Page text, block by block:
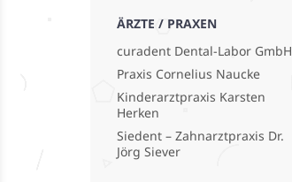
ÄRZTE / PRAXEN
curadent Dental-Labor GmbH
Praxis Cornelius Naucke
Kinderarztpraxis Karsten
Herken
Siedent – Zahnarztpraxis Dr.
Jörg Siever